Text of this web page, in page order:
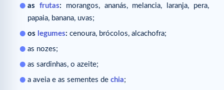
as frutas: morangos, ananás, melancia, laranja, pera,
papaia, banana, uvas;
os legumes: cenoura, brócolos, alcachofra;
as nozes;
as sardinhas, o azeite;
a aveia e as sementes de chia;